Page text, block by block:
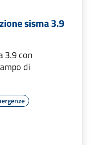
sisma 3.9
3.9 con
di